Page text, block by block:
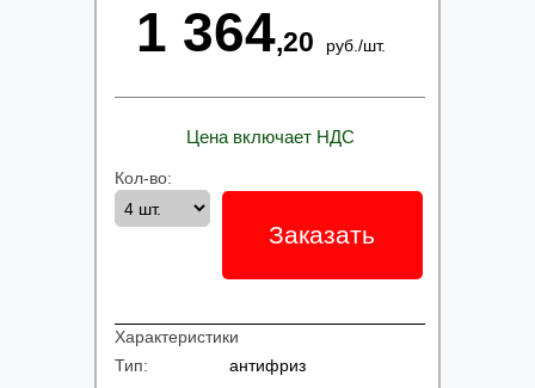
1 364,20 руб./шт.
Цена включает НДС
Кол-во:
Заказать
Характеристики
Тип: антифриз